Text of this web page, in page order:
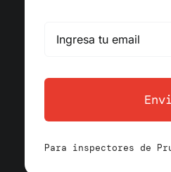
Para inspectores de